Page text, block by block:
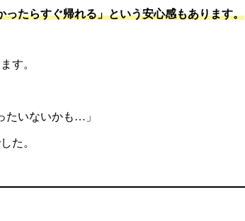
ったらすぐ帰れる」という安心感もあります。
す。
たいないかも… 」
た。